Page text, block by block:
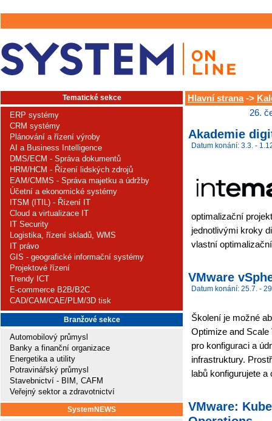
Tematické sekce
ERP systémy
CRM systémy
Plánování a řízení výroby
AI a Business Intelligence
DMS/ECM - Správa dokumentů
HRM/HCM - Řízení lidských zdrojů
EAM/CMMS - Správa majetku a údržby
Účetní a ekonomické systémy
ITSM (ITIL) - Řízení IT
Cloud a virtualizace IT
IT Security
Logistika, řízení skladů, WMS
IT právo
GIS - geografické informační systémy
Projektové řízení
Trendy ICT
E-commerce B2B/B2C
CAD/CAM/CAE/PLM/3D tisk
Branžové sekce
Automobilový průmysl
Banky a finanční organizace
Energetika a utility
Potravinářský průmysl
Stavebnictví - BIM, CAFM
Veřejný sektor a zdravotnictví
SystemNEWS
Hlavní strana->
26.
Akademie
Datum konání: 3.3. -
optimalizační
jednotlivými kroky
vlastní
VMware
Datum konání: 25.7. -
Školení je možné
Optimize and
pro konfiguraci a
infrastruktury.
labů konfigurujete
VMware: